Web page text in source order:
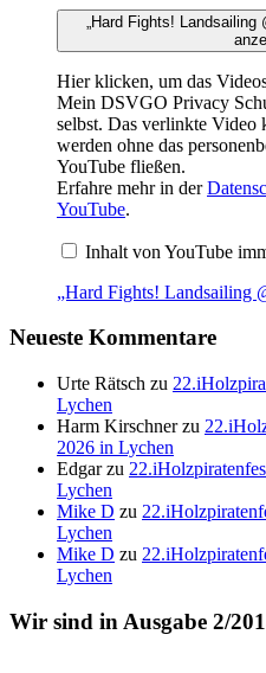
„Hard Fights!
Hier klicken, um das
Mein DSVGO Privacy
selbst. Das verlinkte Video
werden ohne das
YouTube fließen.
Erfahre mehr in der
YouTube.
Inhalt von YouTube
„Hard Fights! Landsailing
Neueste Kommentare
Urte Rätsch zu
Lychen
Harm Kirschnerzu
2026 in Lychen
Edgarzu
Lychen
Mike D zu
Lychen
Mike D zu
Lychen
Wir sind in Ausgabe 2/